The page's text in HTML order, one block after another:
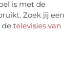
is met de
Zoek jij een
detelevisies van